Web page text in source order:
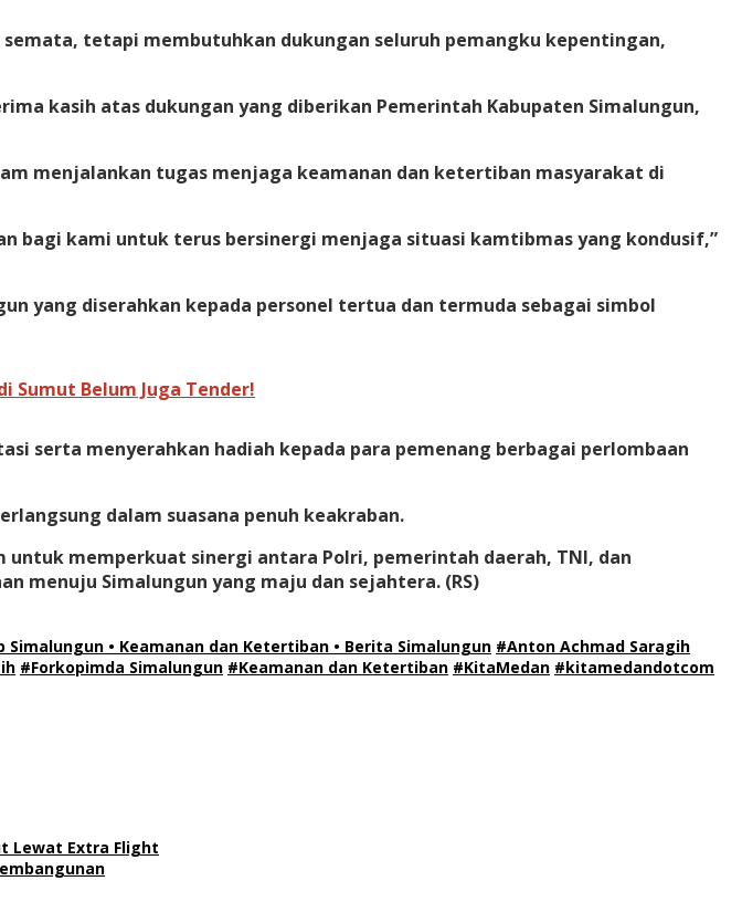
tetapi membutuhkan dukungan seluruh pemangku kepentingan,
kasih atas dukungan yang diberikan Pemerintah Kabupaten Simalungun,
menjalankan tugas menjaga keamanan dan ketertiban masyarakat di
bagi kami untuk terus bersinergi menjaga situasi kamtibmas yang kondusif,”
yang diserahkan kepada personel tertua dan termuda sebagai simbol
Sumut Belum Juga Tender!
serta menyerahkan hadiah kepada para pemenang berbagai perlombaan
dalam suasana penuh keakraban.
memperkuat sinergi antara Polri, pemerintah daerah, TNI, dan
menuju Simalungun yang maju dan sejahtera. (RS)
• Keamanan dan Ketertiban • Berita Simalungun #Anton Achmad Saragih
#Forkopimda Simalungun #Keamanan dan Ketertiban #KitaMedan #kitamedandotcom
Lewat Extra Flight